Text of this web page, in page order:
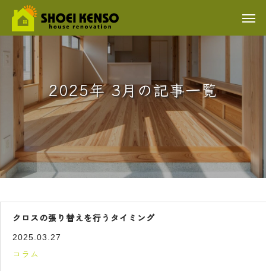
2025年 3月の記事一覧
クロスの張り替えを行うタイミング
2025.03.27
コラム